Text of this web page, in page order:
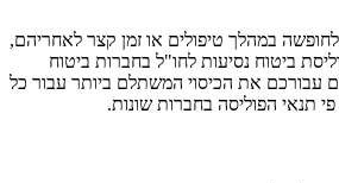
במהלך טיפולים או זמן קצר לאחריהם,
ביטוח נסיעות לחו"ל בחברות ביטוח
עבורכם את הכיסוי המשתלם ביותר עבור כל
תנאי הפוליסה בחברות שונות.